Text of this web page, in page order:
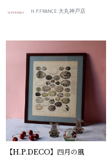
H.P.FRANCE 大丸神戸店
【H.P.DECO】四月の風